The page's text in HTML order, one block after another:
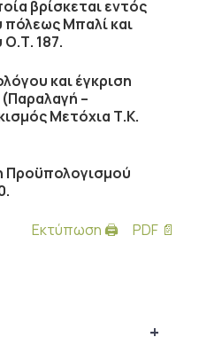
βρίσκεται εντός
πόλεως Μπαλί και
187.
και έγκριση
–
Μετόχια Τ.Κ.
Εκτύπωση 🖨
PDF 📄
+